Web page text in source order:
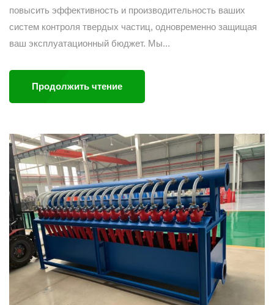
повысить эффективность и производительность ваших
систем контроля твердых частиц, одновременно защищая
ваш эксплуатационный бюджет. Мы...
Продолжить чтение